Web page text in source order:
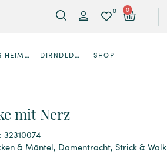
0 0
DAS HEIMATWERK DIRNDLDESIGNER SHOP
mit Nerz
& Mäntel, Damentracht,Strick & Walk